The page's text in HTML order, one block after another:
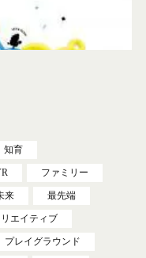
知育
ファミリー
来 最先端
エイティブ
プレイグラウンド